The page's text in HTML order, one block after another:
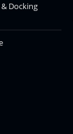
Docking